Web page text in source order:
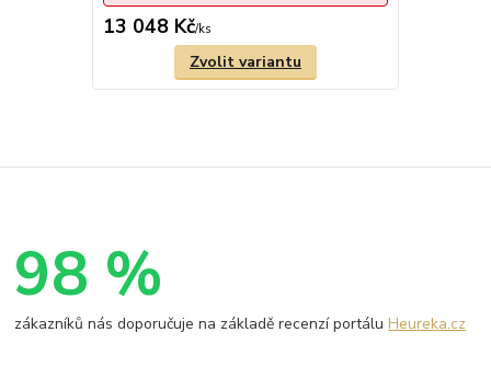
13 048 Kč/ks
Zvolit variantu
98 %
zákazníků nás doporučuje na základě recenzí portáluHeureka.cz